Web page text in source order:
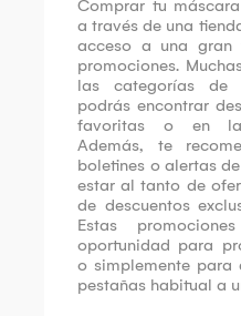
Comprar tu
a través de una
acceso a una
promociones.
las categorías de
podrás encontrar
favoritas o en
Además, te
boletines o alertas
estar al tanto de
de descuentos
Estas
oportunidad para
o simplemente
pestañas habitual a